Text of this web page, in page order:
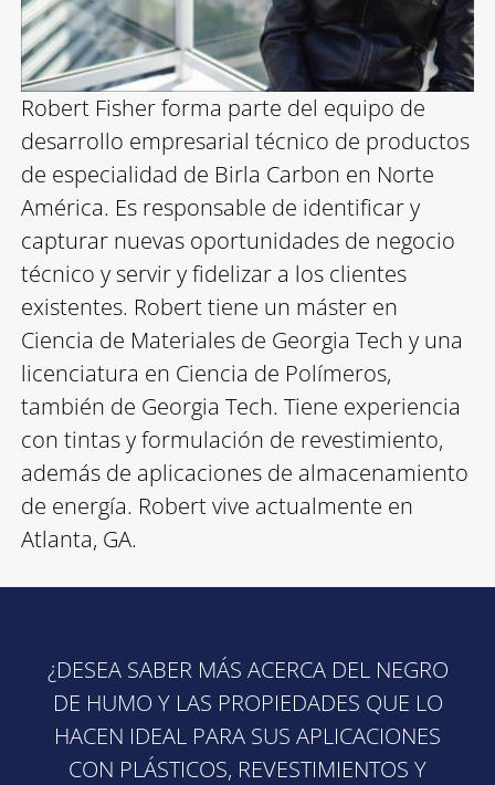
Robert Fisher forma parte del equipo de
desarrollo empresarial técnico de productos
de especialidad de Birla Carbon en Norte
América. Es responsable de identificar y
capturar nuevas oportunidades de negocio
técnico y servir y fidelizar a los clientes
existentes. Robert tiene un máster en
Ciencia de Materiales de Georgia Tech y una
licenciatura en Ciencia de Polímeros,
también de Georgia Tech. Tiene experiencia
con tintas y formulación de revestimiento,
además de aplicaciones de almacenamiento
de energía. Robert vive actualmente en
Atlanta, GA.
¿DESEA SABER MÁS ACERCA DEL NEGRO
DE HUMO Y LAS PROPIEDADES QUE LO
HACEN IDEAL PARA SUS APLICACIONES
CON PLÁSTICOS, REVESTIMIENTOS Y